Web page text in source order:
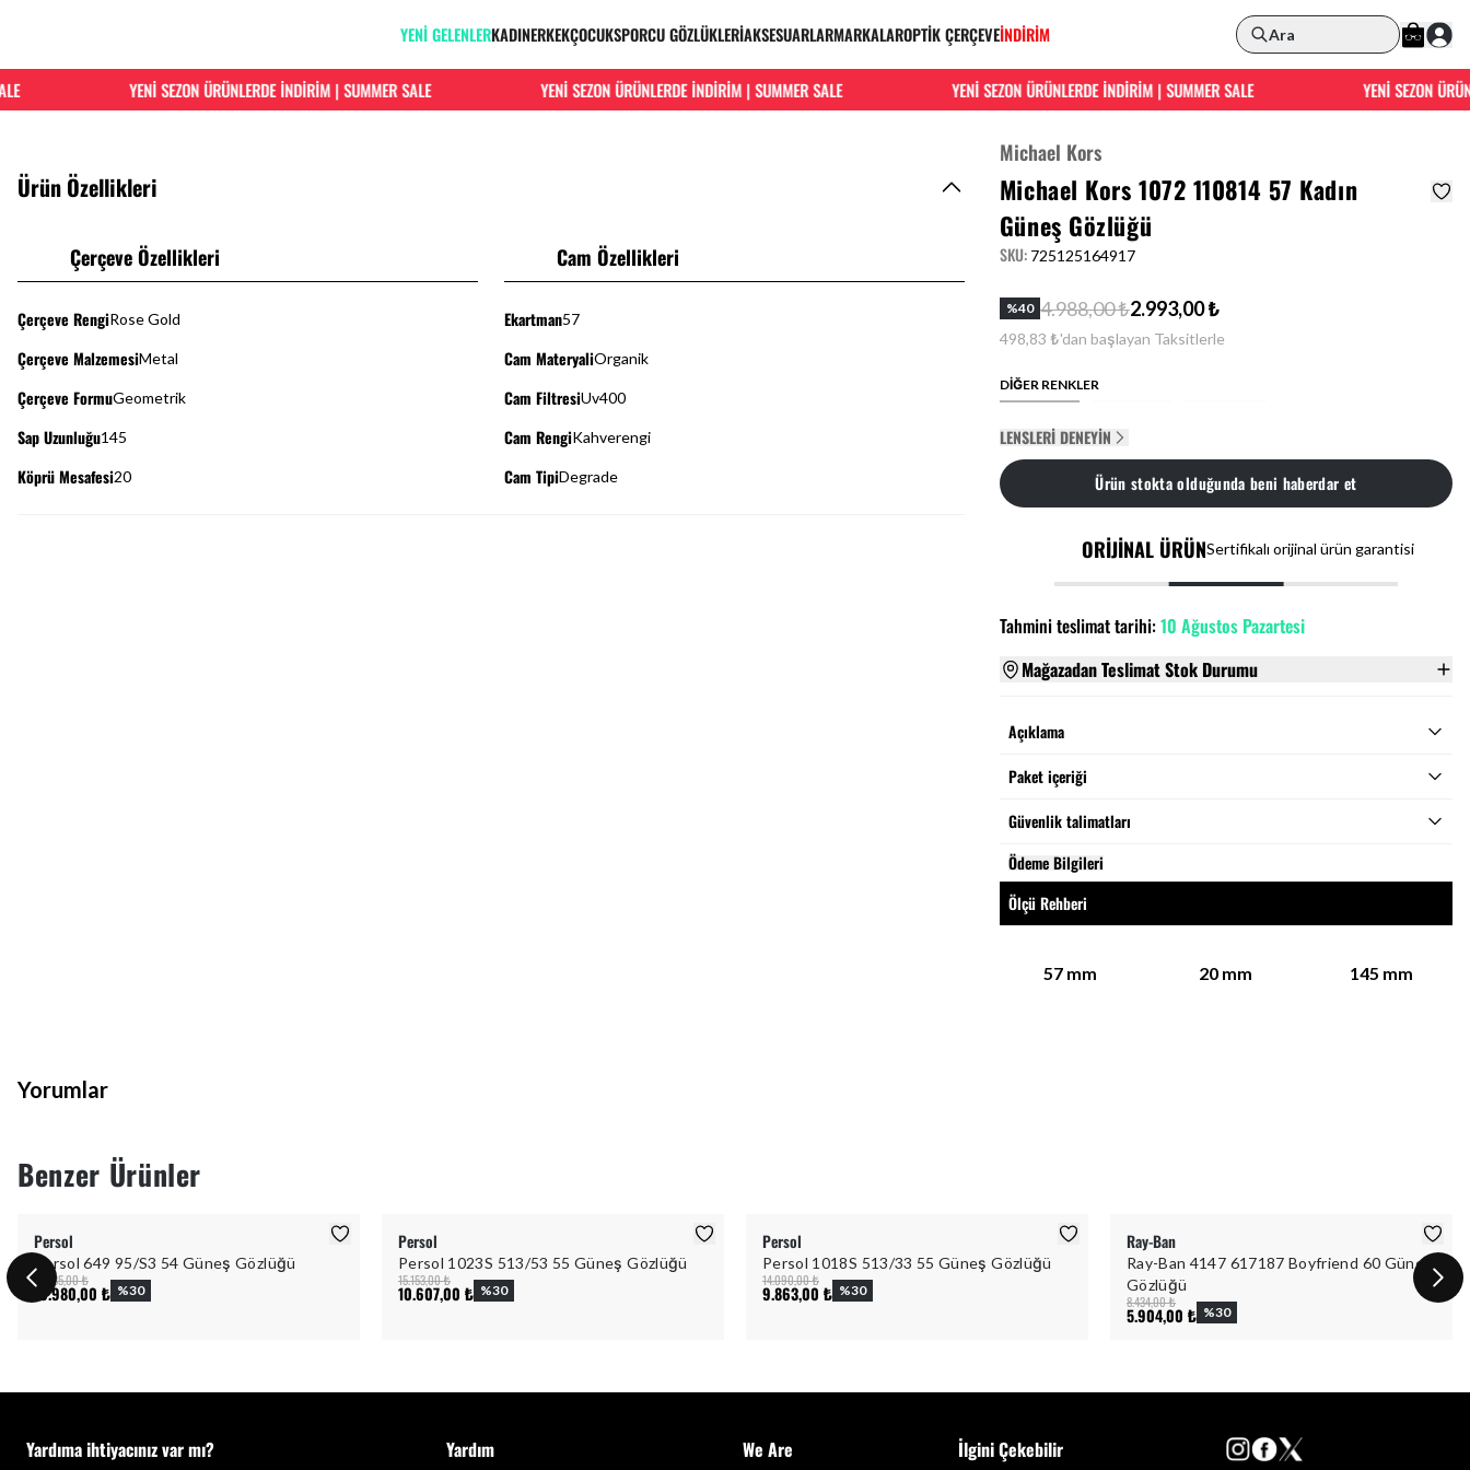
YENİ GELENLERKADINERKEKÇOCUKSPORCU GÖZLÜKLERİAKSESUARLARMARKALAROPTİK ÇERÇEVEİNDİRİM Ara
YENİ SEZON ÜRÜNLERDE İNDİRİM | SUMMER SALE YENİ SEZON ÜRÜNLERDE İNDİRİM | SUMMER SALE YENİ SEZON ÜRÜNLERDE İNDİRİM | SUMMER SALE YENİ SEZON
Ürün Özellikleri
Çerçeve Özellikleri
Çerçeve RengiRose Gold
Çerçeve MalzemesiMetal
Çerçeve FormuGeometrik
Sap Uzunluğu145
Köprü Mesafesi20
Cam Özellikleri
Ekartman57
Cam MateryaliOrganik
Cam FiltresiUv400
Cam RengiKahverengi
Cam TipiDegrade
Michael Kors
Michael Kors 1072 110814 57 Kadın
Güneş Gözlüğü
SKU: 725125164917
%40 4.988,00 ₺2.993,00 ₺
498,83 ₺'dan başlayan Taksitlerle
DİĞER RENKLER
LENSLERI DENEYIN
Ürün stokta olduğunda beni haberdar et
ORİJİNAL ÜRÜNSertifikalı orijinal ürün garantisi
Tahmini teslimat tarihi:10 Ağustos Pazartesi
Mağazadan Teslimat Stok Durumu
Açıklama
Paket içeriği
Güvenlik talimatları
Ödeme Bilgileri
Ölçü Rehberi
57 mm 20 mm 145 mm
Yorumlar
Benzer Ürünler
Persol
Persol 649 95/S3 54 Güneş Gözlüğü
15.685,00 ₺
10.980,00 ₺ %30
Persol
Persol 1023S 513/53 55 Güneş Gözlüğü
15.153,00 ₺
10.607,00 ₺ %30
Persol
Persol 1018S 513/33 55 Güneş Gözlüğü
14.090,00 ₺
9.863,00 ₺ %30
Ray-Ban
Ray-Ban 4147 617187 Boyfriend 60 Güneş
Gözlüğü
8.434,00 ₺
5.904,00 ₺ %30
Yardıma ihtiyacınız var mı? Yardım We Are İlgini Çekebilir